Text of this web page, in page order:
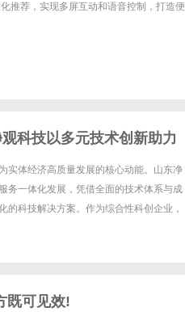
推荐，实现多屏互动和语音控制，打造便
科技以多元技术创新助力
实体经济高质量发展的核心动能。山东净
务一体化发展，凭借全面的技术体系与成
科技解决方案。作为综合性科创企业，
既可见效!